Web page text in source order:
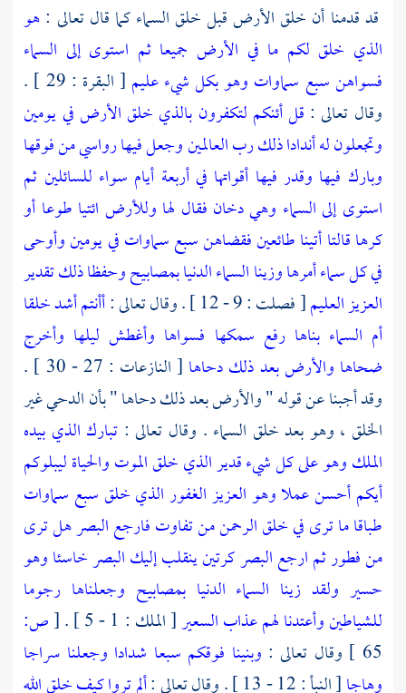
قد قدمنا أن خلق الأرض قبل خلق السماء كما قال تعالى :هو
الذي خلق لكم ما في الأرض جميعا ثم استوى إلى السماء
فسواهن سبع سماوات وهو بكل شيء عليم
[ البقرة : 29 ] .
وقال تعالى : قل أئنكم لتكفرون بالذي خلق الأرض في يومين
وتجعلون له أندادا ذلك رب العالمين وجعل فيها رواسي من فوقها
وبارك فيها وقدر فيها أقواتها في أربعة أيام سواء للسائلين ثم
استوى إلى السماء وهي دخان فقال لها وللأرض ائتيا طوعا أو
كرها قالتا أتينا طائعين فقضاهن سبع سماوات في يومين وأوحى
في كل سماء أمرها وزينا السماء الدنيا بمصابيح وحفظا ذلك تقدير
العزيز العليم[ فصلت : 9 - 12 ] . وقال تعالى :
أأنتم أشد خلقا
أم السماء بناها رفع سمكها فسواها وأغطش ليلها وأخرج
ضحاها والأرض بعد ذلك دحاها
[ النازعات : 27 - 30 ] .
وقد أجبنا عن قوله " والأرض بعد ذلك دحاها " بأن الدحي غير
الخلق ، وهو بعد خلق السماء . وقال تعالى : تبارك الذي بيده
الملك وهو على كل شيء قدير الذي خلق الموت والحياة ليبلوكم
أيكم أحسن عملا وهو العزيز الغفور الذي خلق سبع سماوات
طباقا ما ترى في خلق الرحمن من تفاوت فارجع البصر هل ترى
من فطور ثم ارجع البصر كرتين ينقلب إليك البصر خاسئا وهو
حسير ولقد زينا السماء الدنيا بمصابيح وجعلناها رجوما
للشياطين وأعتدنا لهم عذاب السعير[ الملك : 1 - 5 ] . [ص:
65 ]
وقال تعالى : وبنينا فوقكم سبعا شدادا وجعلنا سراجا
وهاجا[ النبأ : 12 - 13 ] . وقال تعالى :
ألم تروا كيف خلق الله